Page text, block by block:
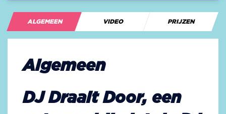
ALGEMEEN VIDEO PRIJZEN
Algemeen
DJ Draait Door, een